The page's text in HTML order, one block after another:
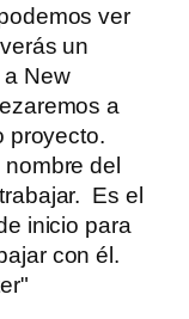
ver
un
a New
a
proyecto.
del
Es el
inicio para
con él.